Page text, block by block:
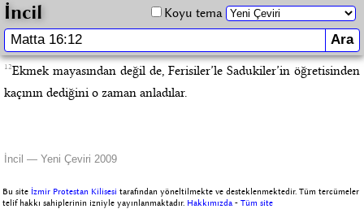
İncil Koyu tema
12Ekmek mayasından değil de, Ferisiler’le Sadukiler’in öğretisinden
kaçının dediğini o zaman anladılar.
İncil — Yeni Çeviri 2009
Bu site İzmir Protestan Kilisesi tarafından yöneltilmekte ve desteklenmektedir. Tüm tercümeler
telif hakkı sahiplerinin izniyle yayınlanmaktadır. Hakkımızda -Tüm site